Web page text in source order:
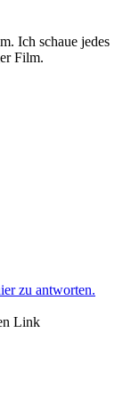
Ich schaue jedes
Film.
zu antworten.
Link